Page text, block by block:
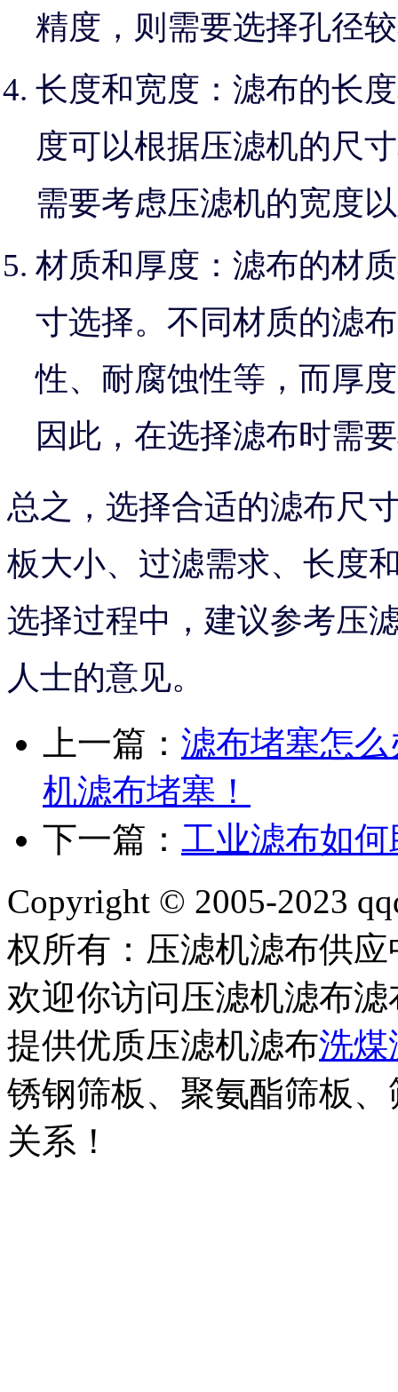
精度，则需要选择孔径
长度和宽度：滤布的长
度可以根据压滤机的尺
需要考虑压滤机的宽度
材质和厚度：滤布的材
寸选择。不同材质的滤
性、耐腐蚀性等，而厚
因此，在选择滤布时需
总之，选择合适的滤布尺
板大小、过滤需求、长度
选择过程中，建议参考压
人士的意见。
上一篇： 滤布堵塞怎
机滤布堵塞！
下一篇： 工业滤布如
Copyright © 2005-2023
权所有：压滤机滤布供
欢迎你访问压滤机滤布
提供优质压滤机滤布洗煤
锈钢筛板、聚氨酯筛板
关系！